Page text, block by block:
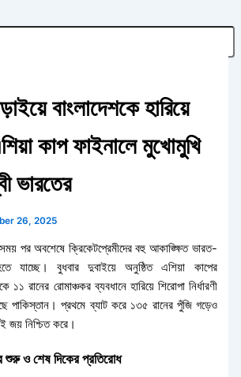
বাংলাদেশকে হারিয়ে
কাপ ফাইনালে মুখোমুখি
ভারতের
26, 2025
সময় পর অবশেষে ক্রিকেটপ্রেমীদের বহু আকাঙ্ক্ষিত ভারত-
যাচ্ছে। বুধবার দুবাইয়ে অনুষ্ঠিত এশিয়া কাপের
১১ রানের রোমাঞ্চকর ব্যবধানে হারিয়ে শিরোপা নির্ধারণী
পাকিস্তান। প্রথমে ব্যাট করে ১৩৫ রানের পুঁজি গড়েও
জয় নিশ্চিত করে।
শুরু ও শেষ দিকের প্রতিরোধ